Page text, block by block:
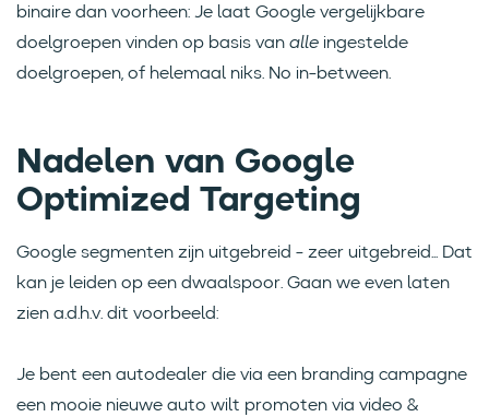
binaire dan voorheen: Je laat Google vergelijkbare
doelgroepen vinden op basis van alle ingestelde
doelgroepen, of helemaal niks. No in-between.
Nadelen van Google
Optimized Targeting
Google segmenten zijn uitgebreid - zeer uitgebreid... Dat
kan je leiden op een dwaalspoor. Gaan we even laten
zien a.d.h.v. dit voorbeeld:
Je bent een autodealer die via een branding campagne
een mooie nieuwe auto wilt promoten via video &